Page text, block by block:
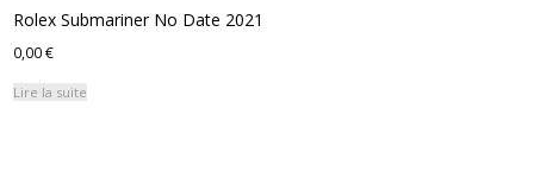
Rolex Submariner No Date 2021
0,00€
Lire la suite